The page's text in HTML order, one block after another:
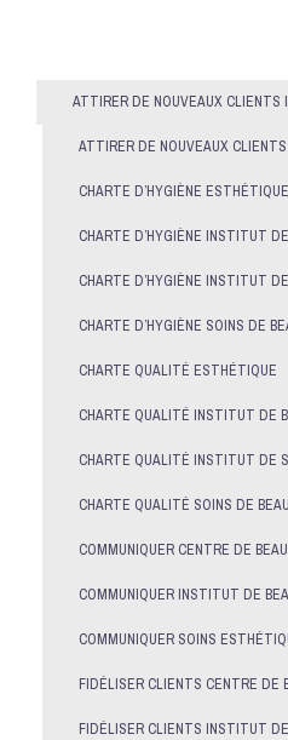
ATTIRER DE NOUVEAUX
ATTIRER DE NOUVEAUX
CHARTE D’HYGIÈNE ESTHÉTIQUE
CHARTE D’HYGIÈNE INSTITUT
CHARTE D’HYGIÈNE INSTITUT
CHARTE D’HYGIÈNE SOINS DE
CHARTE QUALITÉ ESTHÉTIQUE
CHARTE QUALITÉ INSTITUT DE
CHARTE QUALITÉ INSTITUT DE
CHARTE QUALITÉ SOINS DE
COMMUNIQUER CENTRE DE
COMMUNIQUER INSTITUT DE
COMMUNIQUER SOINS
FIDÉLISER CLIENTS CENTRE DE
FIDÉLISER CLIENTS INSTITUT